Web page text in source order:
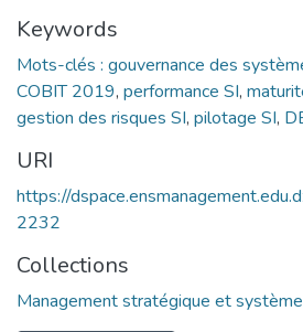
Keywords
Mots-clés : gouvernance des
COBIT 2019, performance SI,
gestion des risques SI, pilotage SI,
URI
https://
2232
Collections
Management stratégique et système